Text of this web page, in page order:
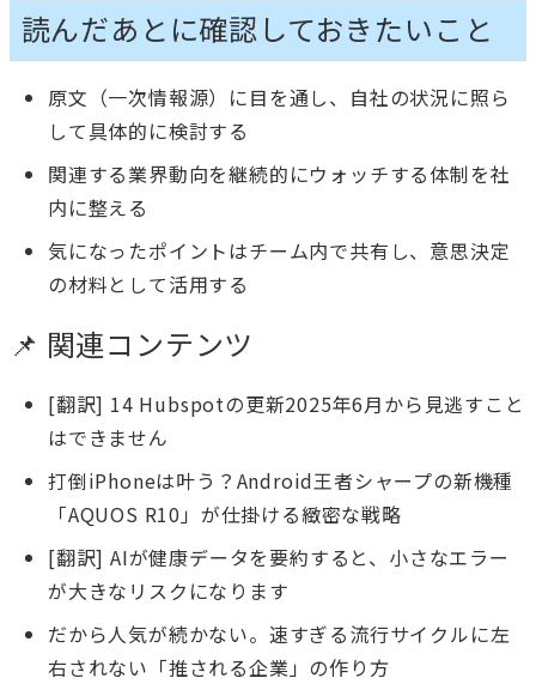
読んだあとに確認しておきたいこと
原文（一次情報源）に目を通し、自社の状況に照ら
して具体的に検討する
関連する業界動向を継続的にウォッチする体制を社
内に整える
気になったポイントはチーム内で共有し、意思決定
の材料として活用する
📌 関連コンテンツ
[翻訳] 14 Hubspotの更新2025年6月から見逃すこと
はできません
打倒iPhoneは叶う？Android王者シャープの新機種
「AQUOS R10」が仕掛ける緻密な戦略
[翻訳] AIが健康データを要約すると、小さなエラー
が大きなリスクになります
だから人気が続かない。速すぎる流行サイクルに左
右されない「推される企業」の作り方